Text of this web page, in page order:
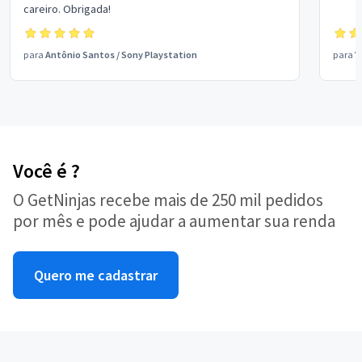
careiro. Obrigada!
para Antônio Santos /Sony Playstation para
Você é ?
O GetNinjas recebe mais de 250 mil pedidos
por mês e pode ajudar a aumentar sua renda
Quero me cadastrar